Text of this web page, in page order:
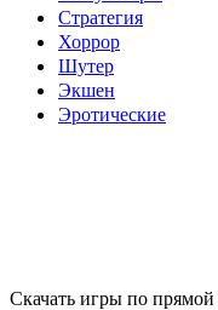
Стратегия
Хоррор
Шутер
Экшен
Эротические
Скачать игры по прямой